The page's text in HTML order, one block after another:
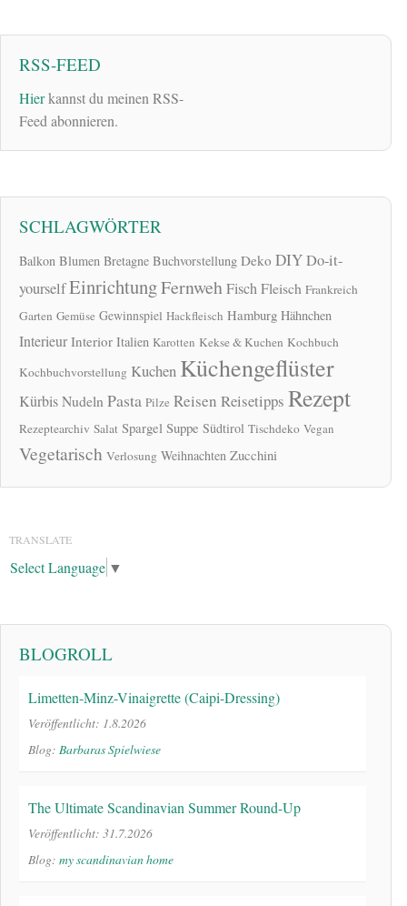
RSS-FEED
Hierkannst du meinen RSS-
Feed abonnieren.
SCHLAGWÖRTER
Balkon Blumen Bretagne Buchvorstellung Deko DIYDo-it-
yourselfEinrichtungFernwehFischFleisch Frankreich
Garten Gemüse Gewinnspiel Hackfleisch Hamburg Hähnchen
Interieur Interior Italien Karotten Kekse & Kuchen Kochbuch
Kochbuchvorstellung Kuchen Küchengeflüster
KürbisNudeln Pasta Pilze Reisen Reisetipps Rezept
Rezeptearchiv Salat Spargel Suppe Südtirol Tischdeko Vegan
Vegetarisch Verlosung Weihnachten Zucchini
TRANSLATE
Select Language ▼
BLOGROLL
Limetten-Minz-Vinaigrette (Caipi-Dressing)
Veröffentlicht: 1.8.2026
Blog: Barbaras Spielwiese
The Ultimate Scandinavian Summer Round-Up
Veröffentlicht: 31.7.2026
Blog: my scandinavian home